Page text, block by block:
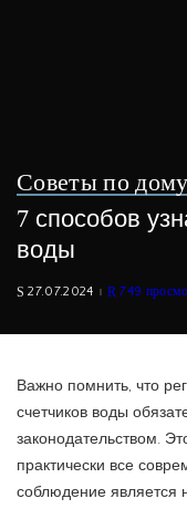
Советы по
7 способов
воды
27.07.2024 749
Важно помнить, что
счетчиков воды
законодательством.
практически все
соблюдение является